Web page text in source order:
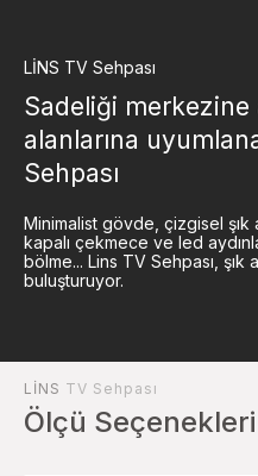
LİNS TV Sehpası
Sadeliği merkezine
alanlarına
Sehpası
Minimalist gövde, çizgisel şık
kapalı çekmece ve led
bölme... Lins TV Sehpası,
buluşturuyor.
LİNS TV Sehpası
Ölçü Seçenekleri